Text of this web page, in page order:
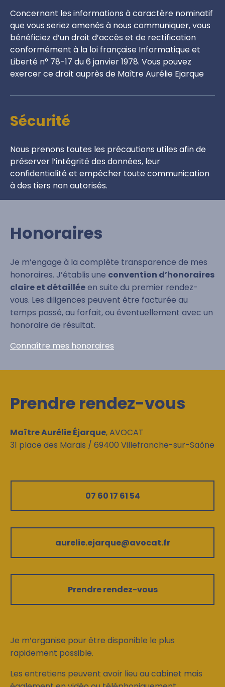
Concernant les informations à caractère nominatif
que vous seriez amenés à nous communiquer, vous
bénéficiez d’un droit d’accès et de rectification
conformément à la loi française Informatique et
Liberté n° 78-17 du 6 janvier 1978. Vous pouvez
exercer ce droit auprès de Maître Aurélie Ejarque
Sécurité
Nous prenons toutes les précautions utiles afin de
préserver l’intégrité des données, leur
confidentialité et empêcher toute communication
à des tiers non autorisés.
Honoraires
Je m’engage à la complète transparence de mes
honoraires. J’établis une convention d’honoraires
claire et détailléeen suite du premier rendez-
vous. Les diligences peuvent être facturée au
temps passé, au forfait, ou éventuellement avec un
honoraire de résultat.
Connaître mes honoraires
Prendre rendez-vous
Maître Aurélie Éjarque, AVOCAT
31 place des Marais / 69400 Villefranche-sur-Saône
07 60 17 61 54
aurelie.ejarque@avocat.fr
Prendre rendez-vous
Je m’organise pour être disponible le plus
rapidement possible.
Les entretiens peuvent avoir lieu au cabinet mais